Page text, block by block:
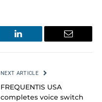
LinkedIn Email
NEXT ARTICLE
FREQUENTIS USA
completes voice switch